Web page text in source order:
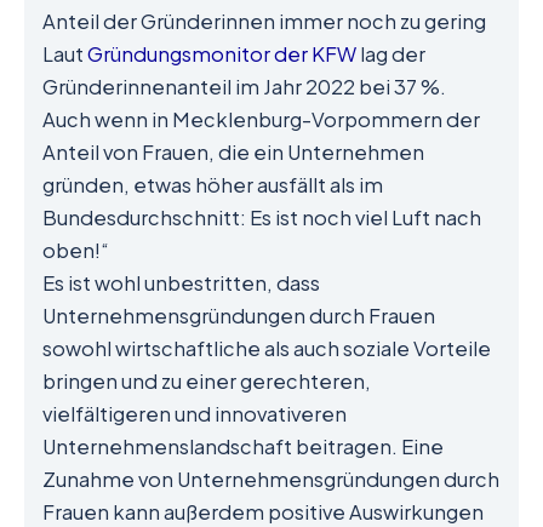
Anteil der Gründerinnen immer noch zu gering
LautGründungsmonitor der KFWlag der
Gründerinnenanteil im Jahr 2022 bei 37 %.
Auch wenn in Mecklenburg-Vorpommern der
Anteil von Frauen, die ein Unternehmen
gründen, etwas höher ausfällt als im
Bundesdurchschnitt: Es ist noch viel Luft nach
oben!“
Es ist wohl unbestritten, dass
Unternehmensgründungen durch Frauen
sowohl wirtschaftliche als auch soziale Vorteile
bringen und zu einer gerechteren,
vielfältigeren und innovativeren
Unternehmenslandschaft beitragen. Eine
Zunahme von Unternehmensgründungen durch
Frauen kann außerdem positive Auswirkungen